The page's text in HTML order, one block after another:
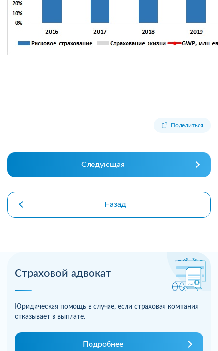
Страховой адвокат
Юридическая помощь в случае, если страховая компания
отказывает в выплате.
Подробнее
Поделиться
Следующая
Назад